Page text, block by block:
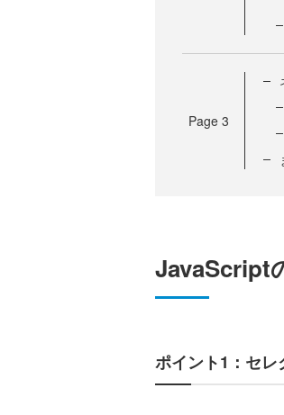
Page 3
JavaScript
ポイント1：セ